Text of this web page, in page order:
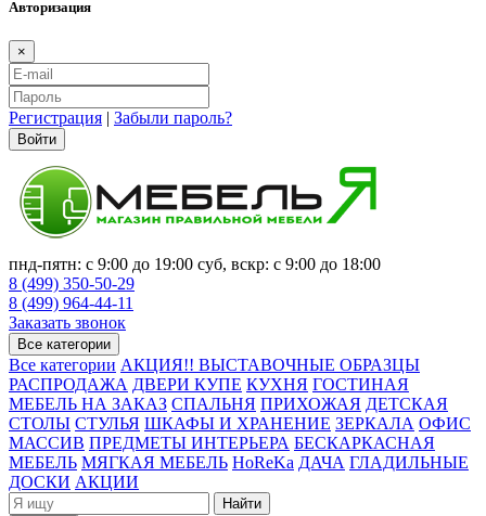
Авторизация
×
Регистрация | Забыли пароль?
Войти
пнд-пятн: с 9:00 до 19:00 суб, вскр: с 9:00 до 18:00
8 (499) 350-50-29
8 (499) 964-44-11
Заказать звонок
Все категории
Все категории АКЦИЯ!! ВЫСТАВОЧНЫЕ ОБРАЗЦЫ
РАСПРОДАЖА ДВЕРИ КУПЕ КУХНЯ ГОСТИНАЯ
МЕБЕЛЬ НА ЗАКАЗ СПАЛЬНЯ ПРИХОЖАЯ ДЕТСКАЯ
СТОЛЫ СТУЛЬЯ ШКАФЫ И ХРАНЕНИЕ ЗЕРКАЛА ОФИС
МАССИВ ПРЕДМЕТЫ ИНТЕРЬЕРА БЕСКАРКАСНАЯ
МЕБЕЛЬ МЯГКАЯ МЕБЕЛЬ HoReKa ДАЧА ГЛАДИЛЬНЫЕ
ДОСКИ АКЦИИ
Найти